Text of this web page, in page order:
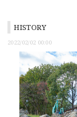
HISTORY
2022/02/02 00:00